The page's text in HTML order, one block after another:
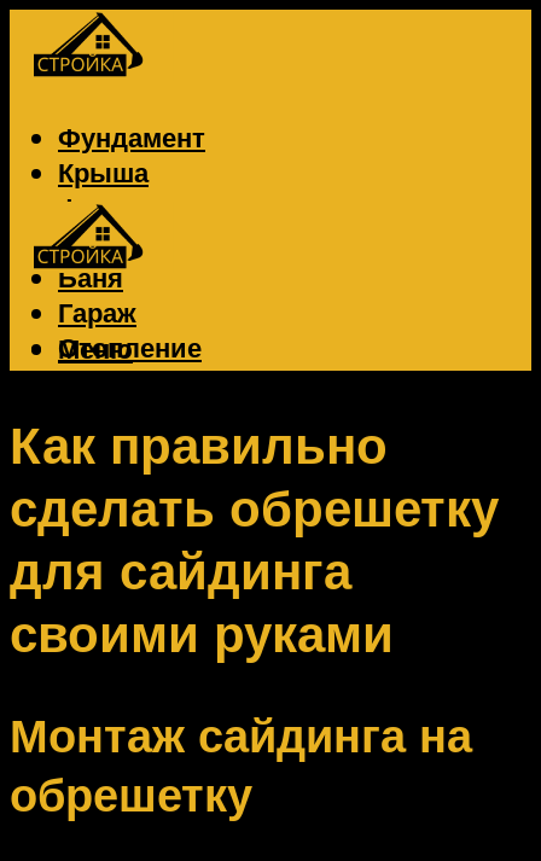
Фундамент
Крыша
Фасад
Забор
Баня
Гараж
Отопление
Вентиляция
Меню
Меню
Как правильно
сделать обрешетку
для сайдинга
своими руками
Монтаж сайдинга на
обрешетку